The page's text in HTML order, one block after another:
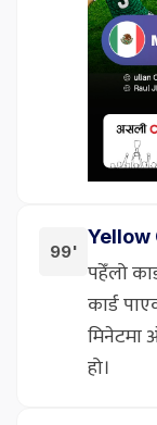
99'
Yellow
पहेँलो
कार्ड
मिनेटमा
हो।